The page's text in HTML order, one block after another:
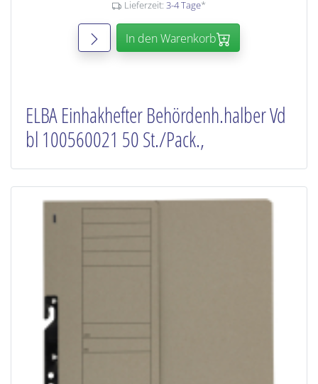
Lieferzeit: 3-4 Tage*
In den Warenkorb
ELBA Einhakhefter Behördenh.halber Vd
bl 100560021 50 St./Pack.,